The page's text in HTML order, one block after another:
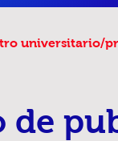
universitario/
de